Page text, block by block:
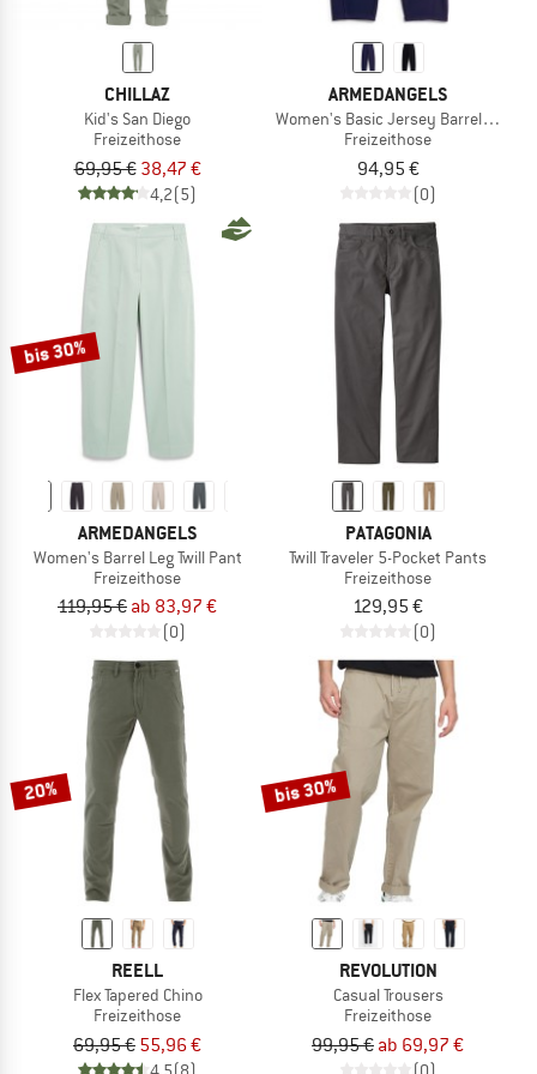
CHILLAZ
Kid's San Diego
Freizeithose
69,95 € 38,47 €
4,2(5)
ARMEDANGELS
Women's Basic Jersey Barrel Pant
Freizeithose
94,95 €
(0)
bis 30%
ARMEDANGELS
Women's Barrel Leg Twill Pant
Freizeithose
119,95 € ab 83,97 €
(0)
PATAGONIA
Twill Traveler 5-Pocket Pants
Freizeithose
129,95 €
(0)
20%
REELL
Flex Tapered Chino
Freizeithose
69,95 € 55,96 €
bis 30%
REVOLUTION
Casual Trousers
Freizeithose
99,95 € ab 69,97 €